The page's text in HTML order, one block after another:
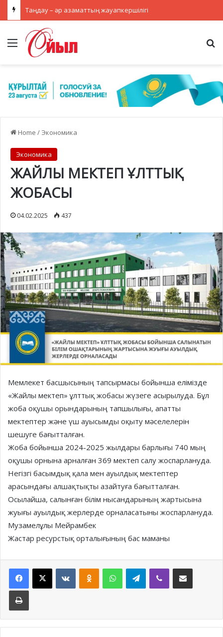
Таңдау – әр азаматтың жауапкершілігі
Menu
Home / Экономика
Экономика
ЖАЙЛЫ МЕКТЕП ҰЛТТЫҚ
ЖОБАСЫ
04.02.2025 437
Мемлекет басшысының тапсырмасы бойынша елімізде
«Жайлы мектеп» ұлттық жобасы жүзеге асырылуда. Бұл
жоба оқушы орындарының тапшылығы, апатты
мектептер және үш ауысымды оқыту мәселелерін
шешуге бағытталған.
Жоба бойынша 2024-2025 жылдары барлығы 740 мың
оқушы орнына арналған 369 мектеп салу жоспарлануда.
Негізгі басымдық қала мен ауылдық мектептер
арасындағы алшақтықты азайтуға бағытталған.
Осылайша, салынған білім нысандарының жартысына
жуығы ауылдық жерлерде орналасатыны жоспарлануда.
Музамелұлы Мейрамбек
Жастар ресурстық орталығының бас маманы
Facebook
X VKontakteOdnoklassniki
WhatsAppTelegramViber Share via Email
Print